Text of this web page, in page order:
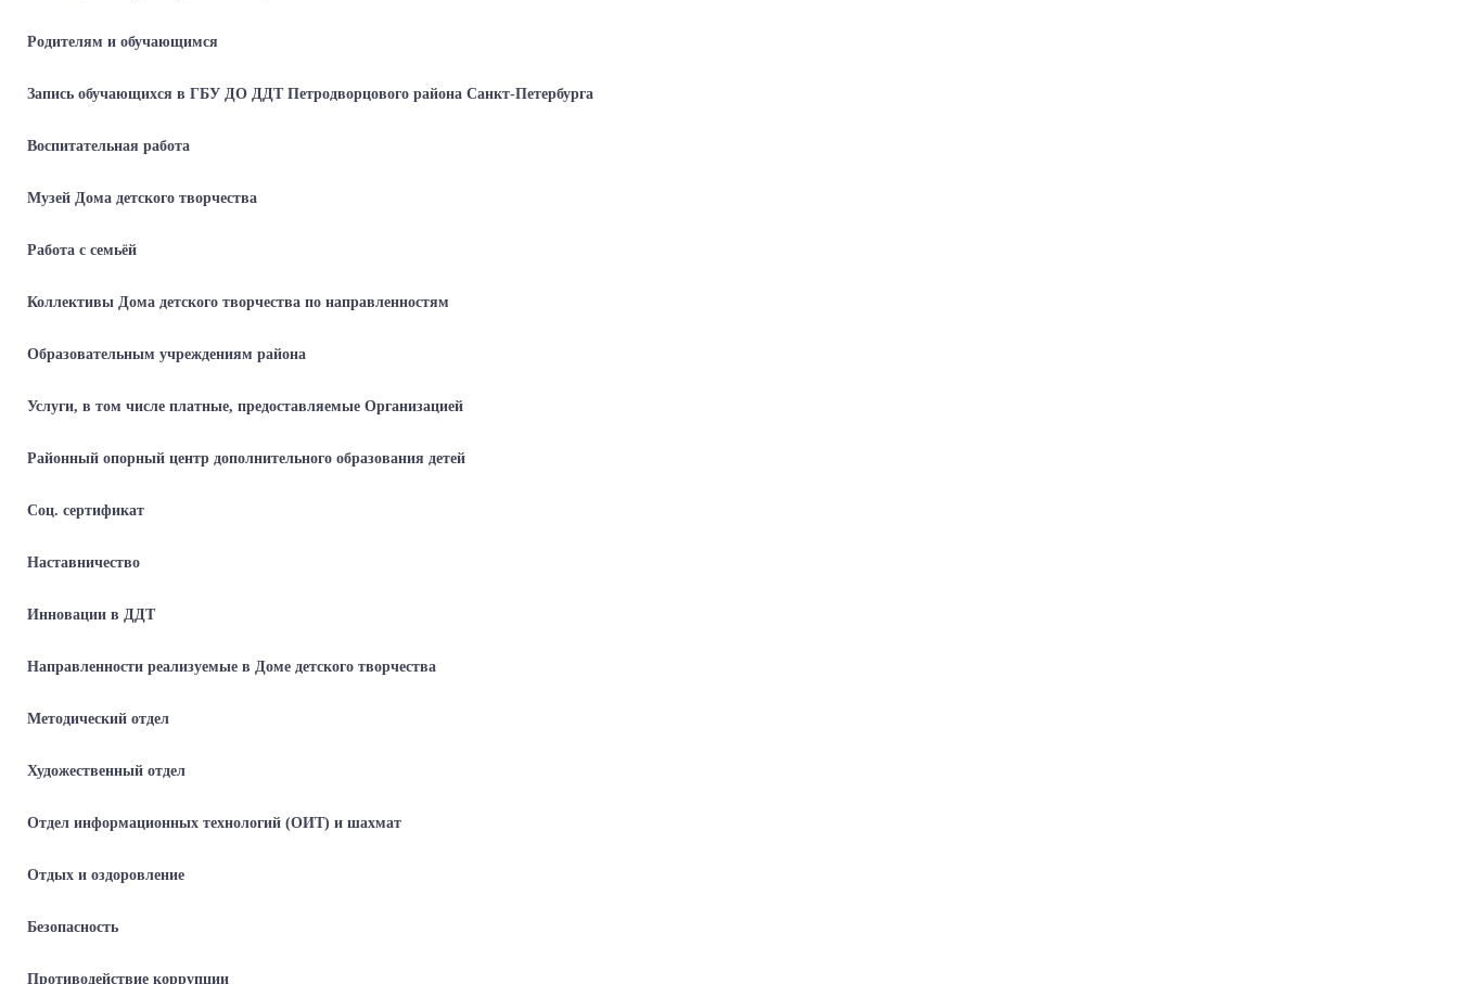
Родителям и обучающимся
Запись обучающихся в ГБУ ДО ДДТ Петродворцового района Санкт-Петербурга
Воспитательная работа
Музей Дома детского творчества
Работа с семьёй
Коллективы Дома детского творчества по направленностям
Образовательным учреждениям района
Услуги, в том числе платные, предоставляемые Организацией
Районный опорный центр дополнительного образования детей
Соц. сертификат
Наставничество
Инновации в ДДТ
Направленности реализуемые в Доме детского творчества
Методический отдел
Художественный отдел
Отдел информационных технологий (ОИТ) и шахмат
Отдых и оздоровление
Безопасность
Противодействие коррупции